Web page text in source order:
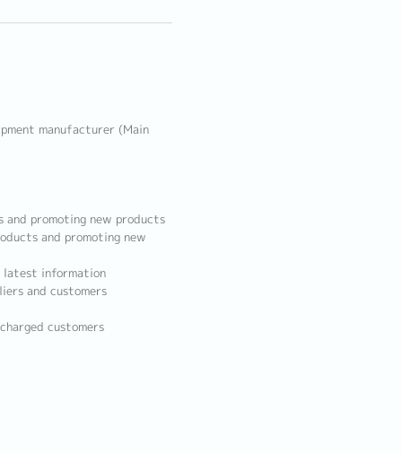
manufacturer (Main
promoting new products
and promoting new
latest information
and customers
customers